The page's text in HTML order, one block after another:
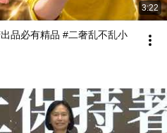
3:22
品必有精品 #二奢乱不乱小